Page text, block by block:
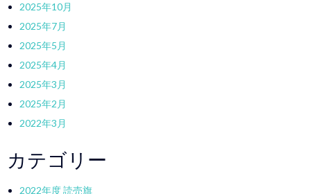
2025年10月
2025年7月
2025年5月
2025年4月
2025年3月
2025年2月
2022年3月
カテゴリー
2022年度 読売旗